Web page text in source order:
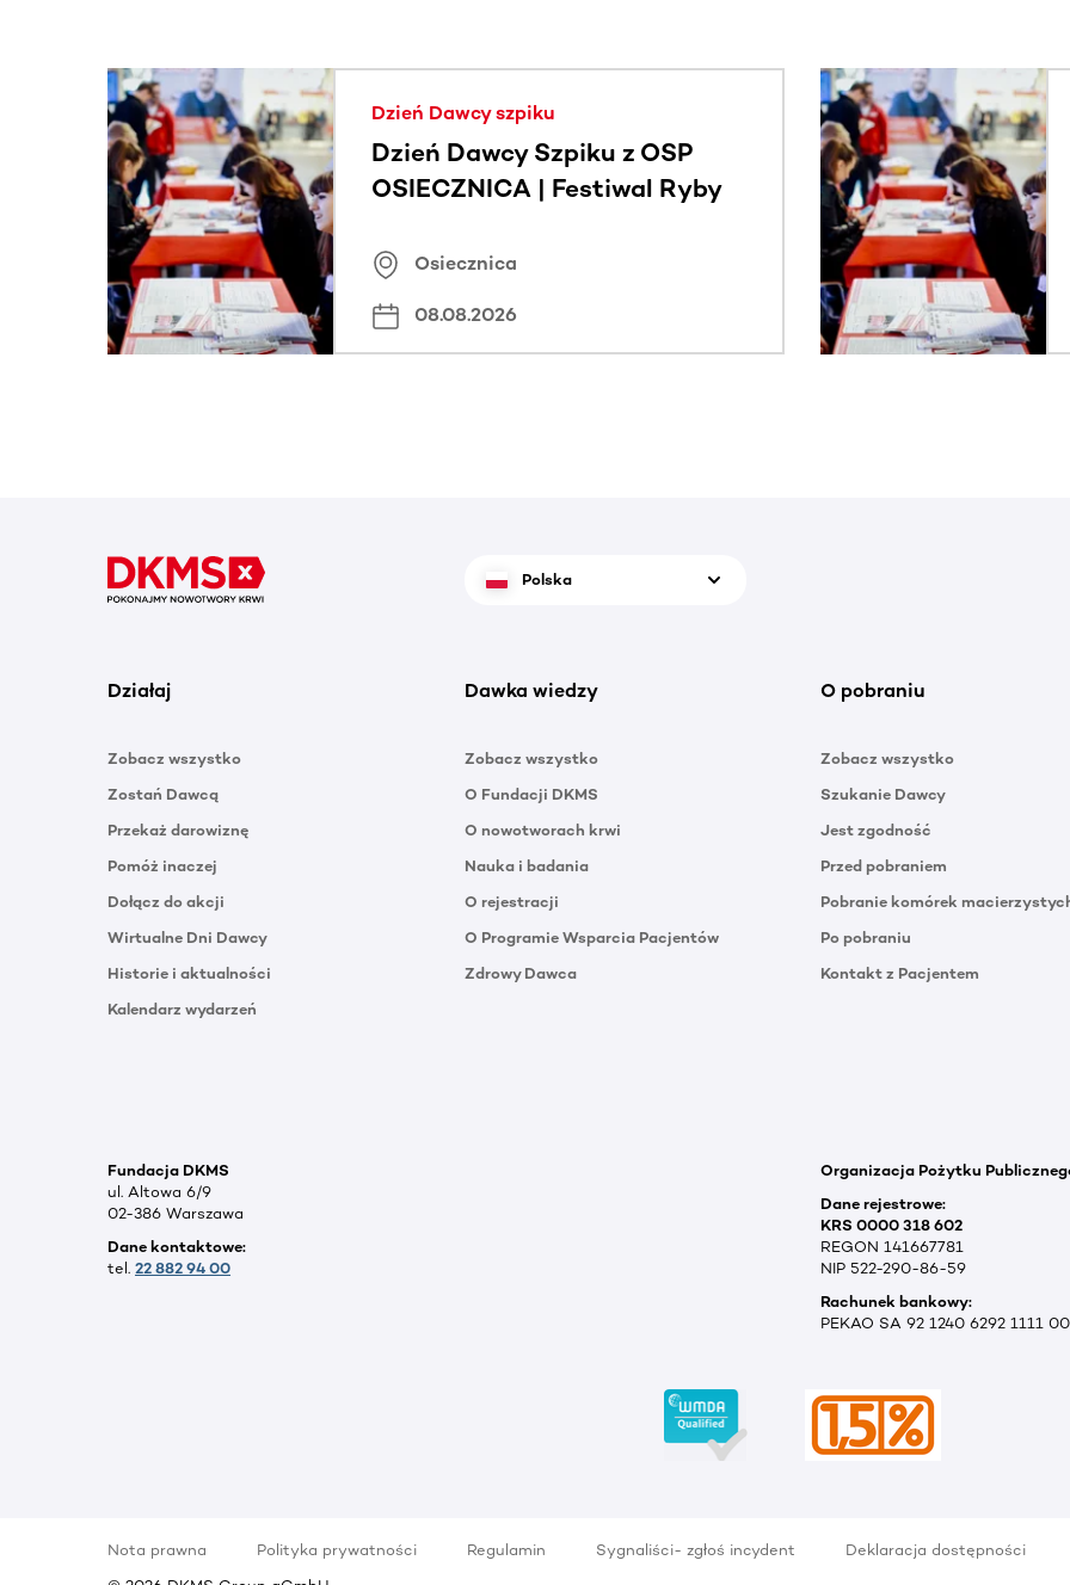
Ta sekcja zawiera treści przewijane w poziomie. Użyj klawisza Tab lub przesuń palcem, aby zobaczyć
Dzień Dawcy szpiku
Dzień Dawcy Szpiku z OSP
OSIECZNICA | Festiwal Ryby
Osiecznica
08.08.2026
Polska
Działaj
Zobacz wszystko
Zostań Dawcą
Przekaż darowiznę
Pomóż inaczej
Dołącz do akcji
Wirtualne Dni Dawcy
Historie i aktualności
Kalendarz wydarzeń
Dawka wiedzy
Zobacz wszystko
O Fundacji DKMS
O nowotworach krwi
Nauka i badania
O rejestracji
O Programie Wsparcia Pacjentów
Zdrowy Dawca
O pobraniu
Zobacz wszystko
Szukanie Dawcy
Jest zgodność
Przed pobraniem
Pobranie komórek
Po pobraniu
Kontakt z Pacjentem
Fundacja DKMS
ul. Altowa 6/9
02-386 Warszawa
Dane kontaktowe:
tel. 22 882 94 00
Organizacja Pożytku
Dane rejestrowe:
KRS 0000 318 602
REGON 141667781
NIP 522-290-86-59
Rachunek bankowy:
PEKAO SA 92 1240 6292 1111
Nota prawna Polityka prywatności Regulamin Sygnaliści- zgłoś incydent
Deklaracja dostępności